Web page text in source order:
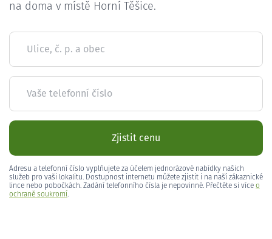
na doma v místě Horní Těšice.
Ulice, č. p. a obec
Vaše telefonní číslo
Zjistit cenu
Adresu a telefonní číslo vyplňujete za účelem jednorázové nabídky našich
služeb pro vaši lokalitu. Dostupnost internetu můžete zjistit i na naší zákaznické
lince nebo pobočkách. Zadání telefonního čísla je nepovinné. Přečtěte si více o
ochraně soukromí.